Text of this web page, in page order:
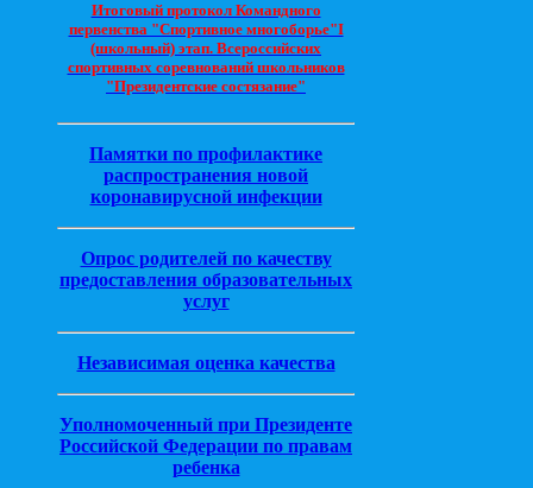
Итоговый протокол Командного
первенства "Спортивное многоборье"I
(школьный) этап. Всероссийских
спортивных соревнований школьников
"Президентские состязание"
Памятки по профилактике
распространения новой
коронавирусной инфекции
Опрос родителей по качеству
предоставления образовательных
услуг
Независимая оценка качества
Уполномоченный при Президенте
Российской Федерации по правам
ребенка